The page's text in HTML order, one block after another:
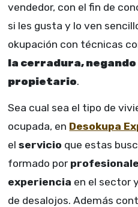
vendedor, con el fin de
si les gusta y lo ven
okupación con técnicas
la cerradura,
propietario.
Sea cual sea el tipo de
ocupada, en Desokupa
elservicio que estas
formado por
experiencia en el sector
de desalojos. Además